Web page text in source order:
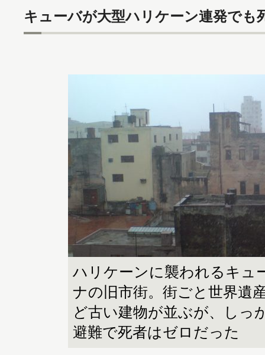
キューバが大型ハリケーン連発でも
ハリケーンに襲われるキュ
ナの旧市街。街ごと世界遺
ど古い建物が並ぶが、しっ
避難で死者はゼロだった